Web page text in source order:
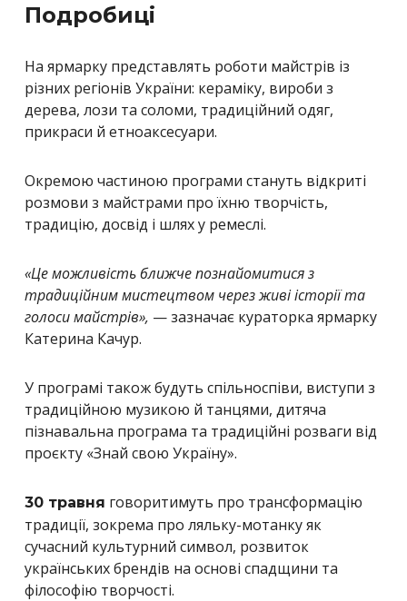
Подробиці
На ярмарку представлять роботи майстрів із
різних регіонів України: кераміку, вироби з
дерева, лози та соломи, традиційний одяг,
прикраси й етноаксесуари.
Окремою частиною програми стануть відкриті
розмови з майстрами про їхню творчість,
традицію, досвід і шлях у ремеслі.
«Це можливість ближче познайомитися з
традиційним мистецтвом через живі історії та
голоси майстрів», — зазначає кураторка ярмарку
Катерина Качур.
У програмі також будуть спільноспіви, виступи з
традиційною музикою й танцями, дитяча
пізнавальна програма та традиційні розваги від
проєкту «Знай свою Україну».
30 травня говоритимуть про трансформацію
традиції, зокрема про ляльку-мотанку як
сучасний культурний символ, розвиток
українських брендів на основі спадщини та
філософію творчості.